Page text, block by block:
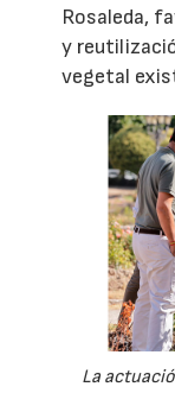
Rosaleda,
y
vegetal
La